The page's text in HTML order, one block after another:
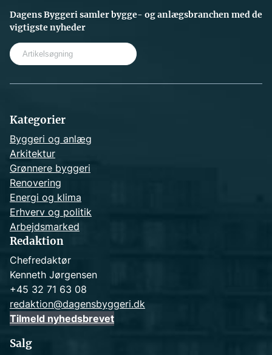
Dagens Byggeri samler bygge- og anlægsbranchen med de
vigtigste nyheder
Kategorier
Byggeri og anlæg
Arkitektur
Grønnere byggeri
Renovering
Energi og klima
Erhverv og politik
Arbejdsmarked
Redaktion
Chefredaktør
Kenneth Jørgensen
+45 32 71 63 08
redaktion@dagensbyggeri.dk
Tilmeld nyhedsbrevet
Salg